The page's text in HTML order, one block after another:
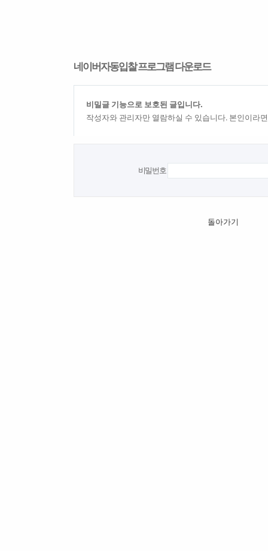
네이버자동입찰 프로그램 다운로드
비밀글 기능으로 보호된 글입니다.
작성자와 관리자만 열람하실 수 있습니다. 본인이라
비밀번호
돌아가기